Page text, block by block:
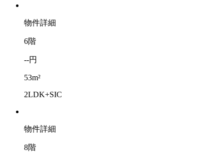
物件詳細
6階
--円
53m²
2LDK+SIC
物件詳細
8階